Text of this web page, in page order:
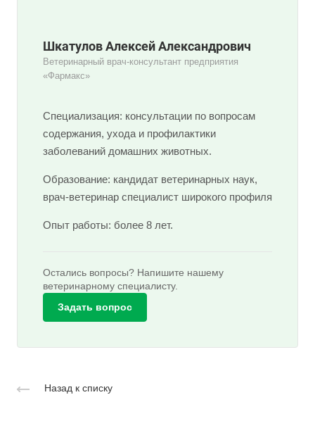
Шкатулов Алексей Александрович
Ветеринарный врач-консультант предприятия
«Фармакс»
Специализация: консультации по вопросам
содержания, ухода и профилактики
заболеваний домашних животных.
Образование: кандидат ветеринарных наук,
врач-ветеринар специалист широкого профиля
Опыт работы: более 8 лет.
Остались вопросы? Напишите нашему
ветеринарному специалисту.
Задать вопрос
Назад к списку